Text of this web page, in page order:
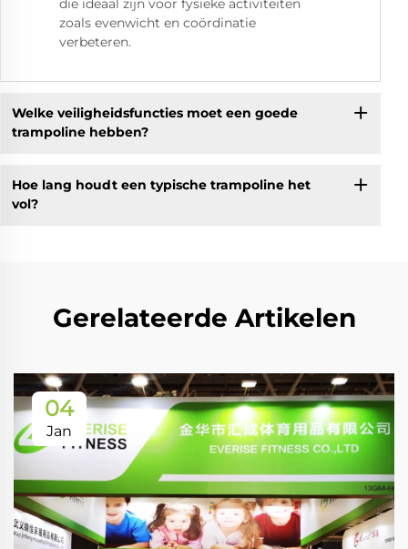
die ideaal zijn voor fysieke activiteiten
zoals evenwicht en coördinatie
verbeteren.
Welke veiligheidsfuncties moet een goede
trampoline hebben?
Hoe lang houdt een typische trampoline het
vol?
Gerelateerde Artikelen
04
Jan